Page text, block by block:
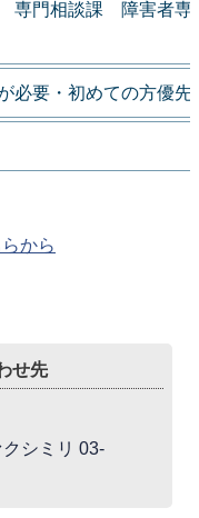
専門相談課 障害者
必要・初めての方優先
から
せ先
シミリ 03-